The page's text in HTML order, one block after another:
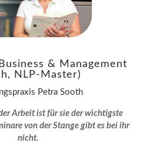
& Management
NLP-Master)
Petra Sooth
Arbeit ist für sie der wichtigste
von der Stange gibt es bei ihr
nicht.